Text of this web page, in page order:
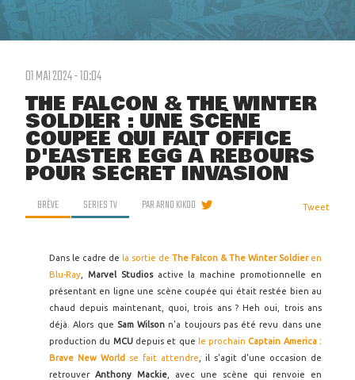
01 MAI 2024 - 10:04
THE FALCON & THE WINTER
SOLDIER : UNE SCÈNE
COUPÉE QUI FAIT OFFICE
D'EASTER EGG À REBOURS
POUR SECRET INVASION
BRÈVE SERIES TV PARARNO KIKOO Tweet
Dans le cadre de la sortie de The Falcon & The Winter Soldier en
Blu-Ray
Marvel Studios active la machine promotionnelle en
présentant en ligne une scène coupée qui était restée bien au
chaud depuis maintenant, quoi, trois ans ? Heh oui, trois ans
déjà. Alors que Sam Wilsonn'a toujours pas été revu dans une
production du MCU depuis et que le prochainCaptain America :
Brave New World se fait attendre , il s'agit d'une occasion de
retrouver Anthony Mackie , avec une scène qui renvoie en